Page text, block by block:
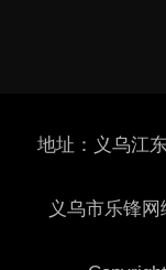
地址：义乌江
义乌市乐锋